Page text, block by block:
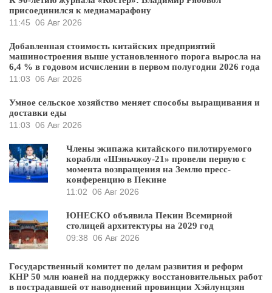
присоединился к медиамарафону
11:45 06 Авг 2026
Добавленная стоимость китайских предприятий
машиностроения выше установленного порога выросла на
6,4 % в годовом исчислении в первом полугодии 2026 года
11:03 06 Авг 2026
Умное сельское хозяйство меняет способы выращивания и
доставки еды
11:03 06 Авг 2026
Члены экипажа китайского пилотируемого
корабля «Шэньчжоу-21» провели первую с
момента возвращения на Землю пресс-
конференцию в Пекине
11:02 06 Авг 2026
ЮНЕСКО объявила Пекин Всемирной
столицей архитектуры на 2029 год
09:38 06 Авг 2026
Государственный комитет по делам развития и реформ
КНР 50 млн юаней на поддержку восстановительных работ
в пострадавшей от наводнений провинции Хэйлунцзян